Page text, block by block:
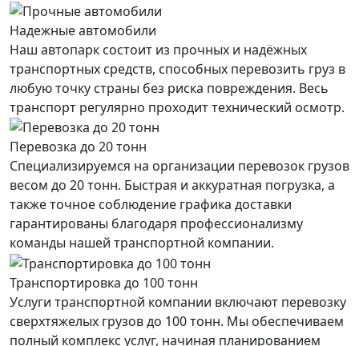
Надежные автомобили
Наш автопарк состоит из прочных и надёжных
транспортных средств, способных перевозить груз в
любую точку страны без риска повреждения. Весь
транспорт регулярно проходит технический осмотр.
Перевозка до 20 тонн
Специализируемся на организации перевозок грузов
весом до 20 тонн. Быстрая и аккуратная погрузка, а
также точное соблюдение графика доставки
гарантированы благодаря профессионализму
команды нашей транспортной компании.
Транспортировка до 100 тонн
Услуги транспортной компании включают перевозку
сверхтяжелых грузов до 100 тонн. Мы обеспечиваем
полный комплекс услуг, начиная планированием